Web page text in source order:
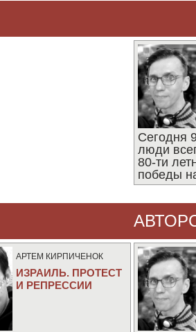
Сегодня
люди
80-ти
победы
АРТЕМ КИРПИЧЕНОК
ИЗРАИЛЬ. ПРОТЕСТ
И РЕПРЕССИИ